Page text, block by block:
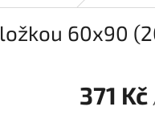
60x90
371 Kč